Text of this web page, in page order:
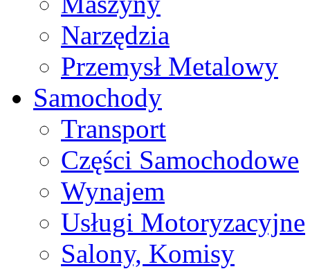
Narzędzia
Przemysł Metalowy
Samochody
Transport
Części Samochodowe
Wynajem
Usługi Motoryzacyjne
Salony, Komisy